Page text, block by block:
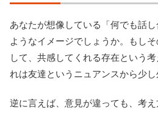
あなたが想像している「何でも話
ようなイメージでしょうか。もし
して、共感してくれる存在という
れは友達というニュアンスから少し
逆に言えば、意見が違っても、考